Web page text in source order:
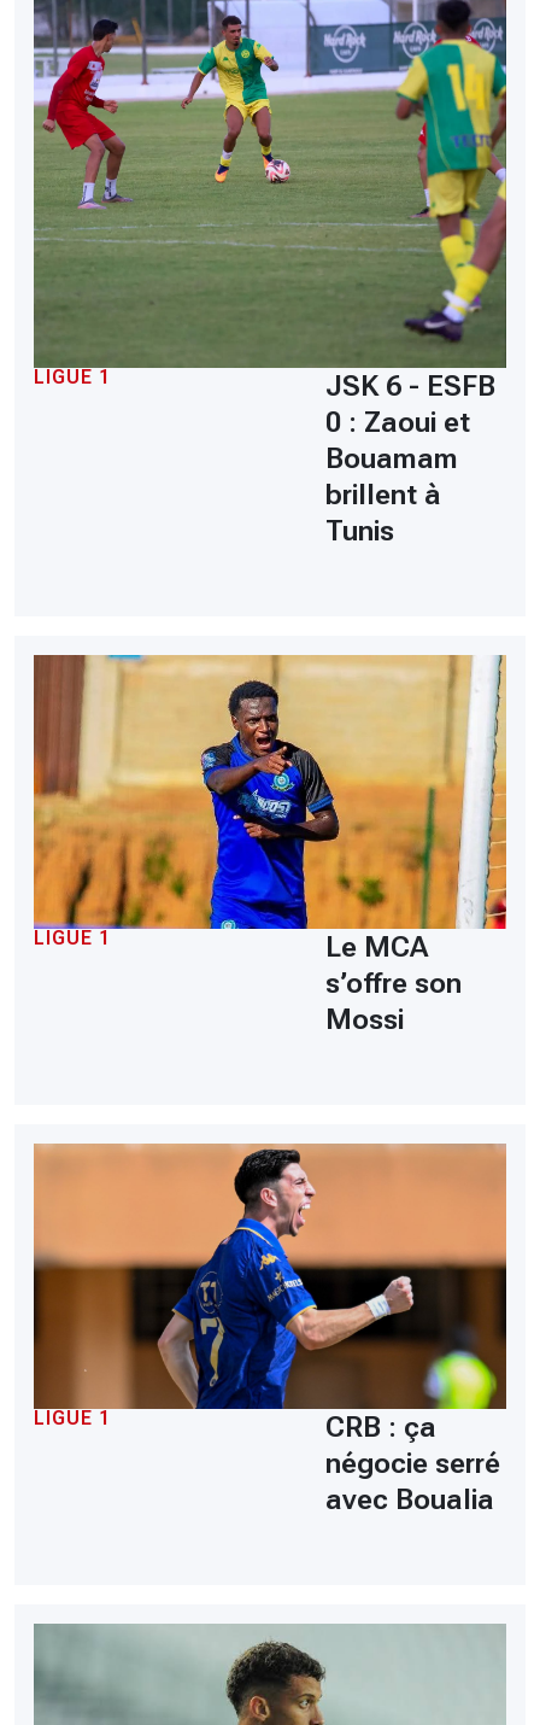
LIGUE 1
JSK 6 - ESFB
0 : Zaoui et
Bouamam
brillent à
Tunis
LIGUE 1
Le MCA
s’offre son
Mossi
LIGUE 1
CRB : ça
négocie serré
avec Boualia